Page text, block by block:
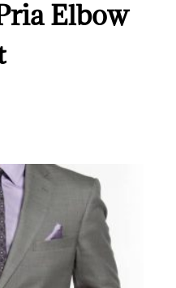
Elbow